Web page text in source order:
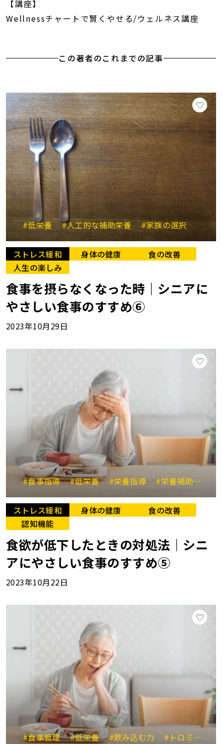
【講座】
Wellnessチャートで賢くやせる/ウェルネス講座
この著者のこれまでの記事
#低栄養 #人工的な補助栄養 #家族の選択
ストレス緩和 身体の健康
食の改善
人生の楽しみ
食事を摂らなくなった時｜シニアに
やさしい食事のすすめ⑥
2023年10月29日
#食事指導 #低栄養 #栄養指導 #栄養補助食品
ストレス緩和 身体の健康
食の改善
認知機能
食欲が低下したときの対処法｜シニ
アにやさしい食事のすすめ⑤
2023年10月22日
#食事管理 #低栄養 #飲み込む力 #トロミ食